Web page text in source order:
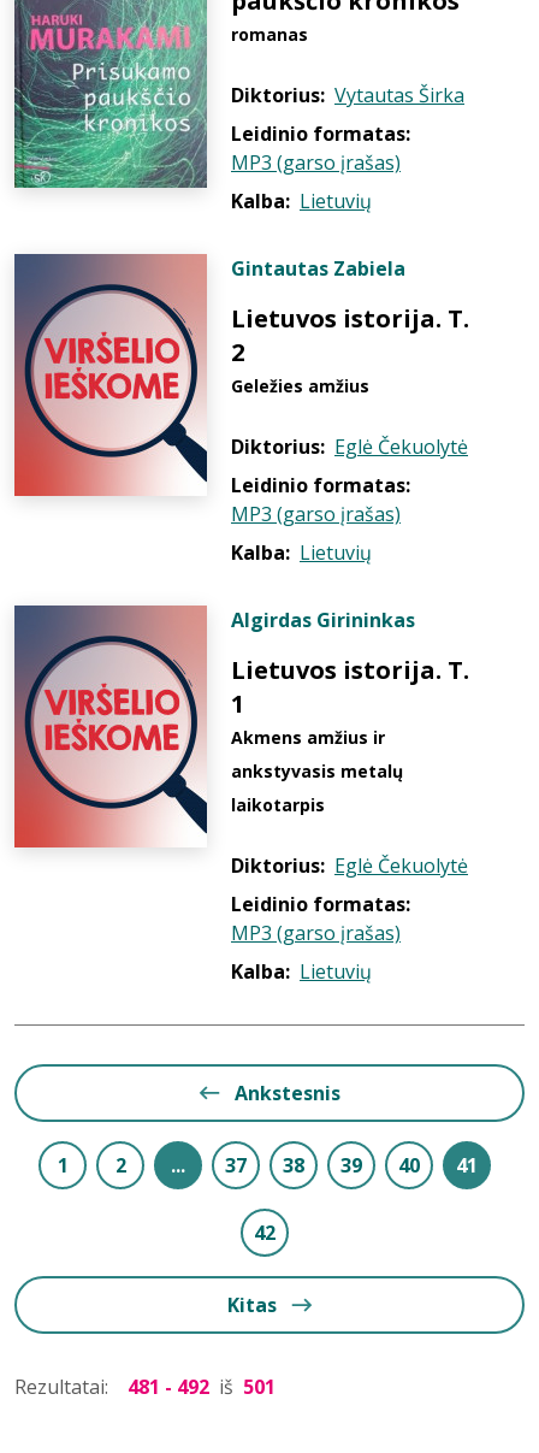
romanas
Diktorius: Vytautas Širka
Leidinio formatas:
MP3 (garso įrašas)
Kalba: Lietuvių
Gintautas Zabiela
Lietuvos istorija. T.
2
Geležies amžius
Diktorius: Eglė Čekuolytė
Leidinio formatas:
MP3 (garso įrašas)
Kalba: Lietuvių
Algirdas Girininkas
Lietuvos istorija. T.
1
Akmens amžius ir
ankstyvasis metalų
laikotarpis
Diktorius: Eglė Čekuolytė
Leidinio formatas:
MP3 (garso įrašas)
Kalba: Lietuvių
Ankstesnis
1 2 ... 37 38 39 40 41
42
Kitas
Rezultatai: 481 - 492 iš 501